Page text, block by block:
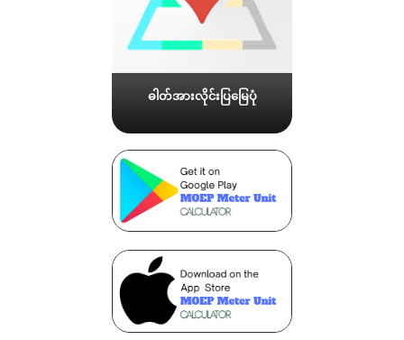
ဓါတ်အားလိုင်းပြမြေပုံ